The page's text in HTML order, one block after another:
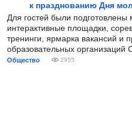
к празднованию Дня
Для гостей были подготовлены
интерактивные площадки,
тренинги, ярмарка вакансий и
образовательных организаций
Общество 2955